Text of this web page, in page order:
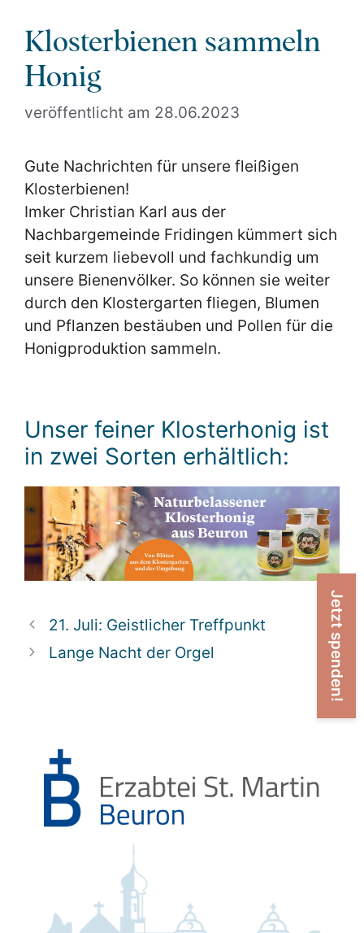
Klosterbienen sammeln
Honig
28.06.2023
Gute Nachrichten für unsere fleißigen
Klosterbienen!
Imker Christian Karl aus der
Nachbargemeinde Fridingen kümmert sich
seit kurzem liebevoll und fachkundig um
unsere Bienenvölker. So können sie weiter
durch den Klostergarten fliegen, Blumen
und Pflanzen bestäuben und Pollen für die
Honigproduktion sammeln.
Unser feiner Klosterhonig ist
in zwei Sorten erhältlich:
21. Juli: Geistlicher Treffpunkt
Lange Nacht der Orgel
Jetzt spenden!